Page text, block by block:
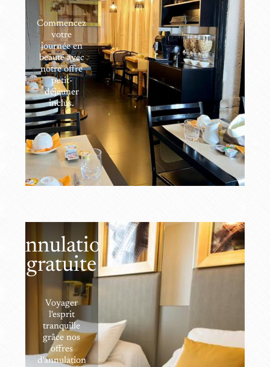
Commencez
votre
journée en
beauté avec
notre offre
petit-
déjeuner
inclus.
Annulation
gratuite
Voyager
l'esprit
tranquille
grâce nos
offres
d'annulation